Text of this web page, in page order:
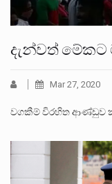
දැන්වත් මේකට
Mar 27, 2020
වගකීම් විරහිත ආණ්ඩුව